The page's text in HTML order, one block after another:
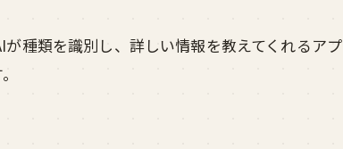
種類を識別し、詳しい情報を教えてくれるアプ